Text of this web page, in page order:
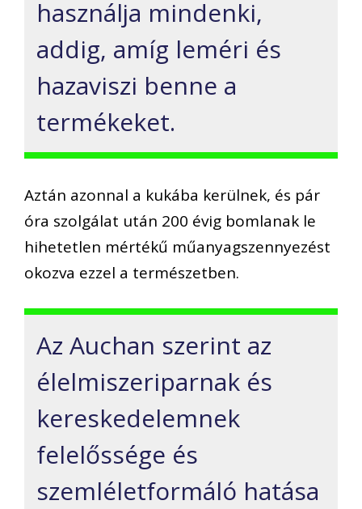
használja mindenki,
addig, amíg leméri és
hazaviszi benne a
termékeket.
Aztán azonnal a kukába kerülnek, és pár
óra szolgálat után 200 évig bomlanak le
hihetetlen mértékű műanyagszennyezést
okozva ezzel a természetben.
Az Auchan szerint az
élelmiszeriparnak és
kereskedelemnek
felelőssége és
szemléletformáló hatása